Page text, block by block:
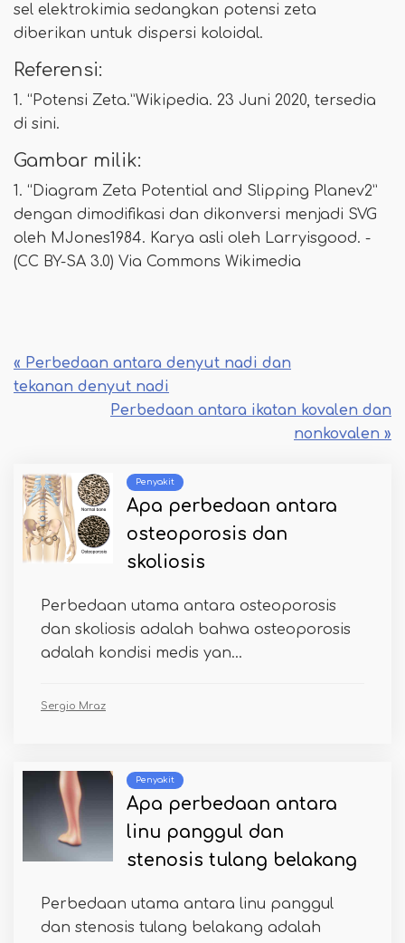
sel elektrokimia sedangkan potensi zeta
diberikan untuk dispersi koloidal.
Referensi:
1. “Potensi Zeta.”Wikipedia. 23 Juni 2020, tersedia
di sini.
Gambar milik:
1. “Diagram Zeta Potential and Slipping Planev2”
dengan dimodifikasi dan dikonversi menjadi SVG
oleh MJones1984. Karya asli oleh Larryisgood. -
(CC BY-SA 3.0) Via Commons Wikimedia
« Perbedaan antara denyut nadi dan
tekanan denyut nadi
Perbedaan antara ikatan kovalen dan
nonkovalen »
Penyakit
Apa perbedaan antara
osteoporosis dan
skoliosis
Perbedaan utama antara osteoporosis
dan skoliosis adalah bahwa osteoporosis
adalah kondisi medis yan...
Sergio Mraz
Penyakit
Apa perbedaan antara
linu panggul dan
stenosis tulang belakang
Perbedaan utama antara linu panggul
dan stenosis tulang belakang adalah